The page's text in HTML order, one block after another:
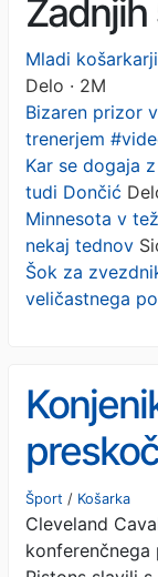
Mladi
Delo · 2M
Bizaren prizor
trenerjem
Kar se dogaja
tudi Dončić
Minnesota v
nekaj tednov
Šok za
veličastnega
Šport / Košarka
Cleveland